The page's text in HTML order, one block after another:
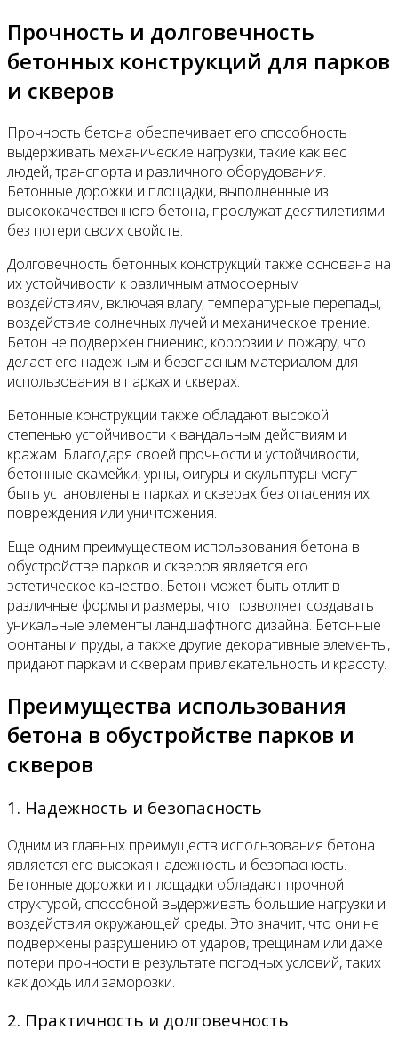
Прочность и долговечность
бетонных конструкций для парков
и скверов
Прочность бетона обеспечивает его способность
выдерживать механические нагрузки, такие как вес
людей, транспорта и различного оборудования.
Бетонные дорожки и площадки, выполненные из
высококачественного бетона, прослужат десятилетиями
без потери своих свойств.
Долговечность бетонных конструкций также основана на
их устойчивости к различным атмосферным
воздействиям, включая влагу, температурные перепады,
воздействие солнечных лучей и механическое трение.
Бетон не подвержен гниению, коррозии и пожару, что
делает его надежным и безопасным материалом для
использования в парках и скверах.
Бетонные конструкции также обладают высокой
степенью устойчивости к вандальным действиям и
кражам. Благодаря своей прочности и устойчивости,
бетонные скамейки, урны, фигуры и скульптуры могут
быть установлены в парках и скверах без опасения их
повреждения или уничтожения.
Еще одним преимуществом использования бетона в
обустройстве парков и скверов является его
эстетическое качество. Бетон может быть отлит в
различные формы и размеры, что позволяет создавать
уникальные элементы ландшафтного дизайна. Бетонные
фонтаны и пруды, а также другие декоративные элементы,
придают паркам и скверам привлекательность и красоту.
Преимущества использования
бетона в обустройстве парков и
скверов
1. Надежность и безопасность
Одним из главных преимуществ использования бетона
является его высокая надежность и безопасность.
Бетонные дорожки и площадки обладают прочной
структурой, способной выдерживать большие нагрузки и
воздействия окружающей среды. Это значит, что они не
подвержены разрушению от ударов, трещинам или даже
потери прочности в результате погодных условий, таких
как дождь или заморозки.
2. Практичность и долговечность